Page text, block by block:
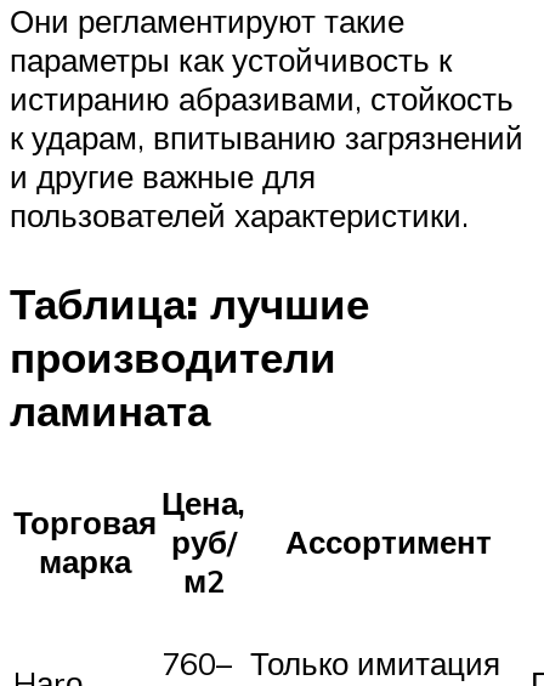
Они регламентируют такие
параметры как устойчивость к
истиранию абразивами, стойкость
к ударам, впитыванию загрязнений
и другие важные для
пользователей характеристики.
Таблица: лучшие
производители
ламината
Торговая
марка
Цена,
руб/
м2
Ассортимент
760– Только имитация